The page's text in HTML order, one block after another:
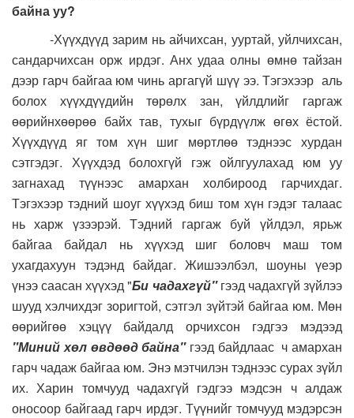
байна уу?
-Хүүхдүүд зарим нь айчихсан, ууртай, уйлчихсан,
сандарчихсан орж ирдэг. Анх удаа олны өмнө тайзан
дээр гарч байгаа юм чинь аргагүй шүү ээ. Тэгэхээр аль
болох хүүхдүүдийн төрөлх зан, үйлдлийг гаргаж
өөрийнхөөрөө байх тав, тухыг бүрдүүлж өгөх ёстой.
Хүүхдүүд яг том хүн шиг мөртлөө тэднээс хурдан
сэтгэдэг. Хүүхдэд болохгүй гэж ойлгуулахад юм уу
загнахад түүнээс амархан холбироод гарчихдаг.
Тэгэхээр тэдний шоуг хүүхэд биш том хүн гэдэг талаас
нь харж үзээрэй. Тэдний гаргаж буй үйлдэл, ярьж
байгаа байдал нь хүүхэд шиг боловч маш том
ухагдахуун тэдэнд байдаг. Жишээлбэл, шоуны үеэр
үнээ саасан хүүхэд "Би чадахгүй"гээд чадахгүй зүйлээ
шууд хэлчихдэг зоригтой, сэтгэл зүйтэй байгаа юм. Мөн
өөрийгөө хэцүү байдалд орчихсон гэдгээ мэдээд
"Миний хөл өвдөөд байна"гээд байдлаас ч амархан
гарч чадаж байгаа юм. Энэ мэтчилэн тэднээс сурах зүйл
их. Харин томчууд чадахгүй гэдгээ мэдсэн ч алдаж
оносоор байгаад гарч ирдэг. Түүнийг томчууд мэдэрсэн